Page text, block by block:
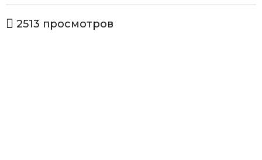
o
в
2513 просмотров